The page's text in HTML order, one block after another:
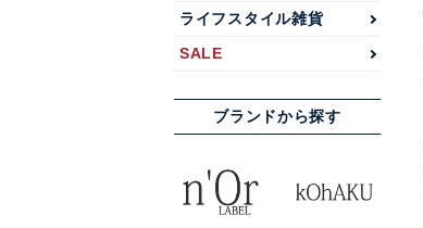
ライフスタイル雑貨
SALE
ブランドから探す